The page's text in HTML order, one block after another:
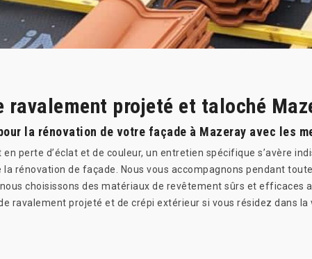
ravalement projeté et taloché
la rénovation de votre façade à Mazeray avec les
perte d’éclat et de couleur, un entretien spécifique s’avère
la rénovation de façade. Nous vous accompagnons pendant
choisissons des matériaux de revêtement sûrs et efficaces
ravalement projeté et de crépi extérieur si vous résidez dans